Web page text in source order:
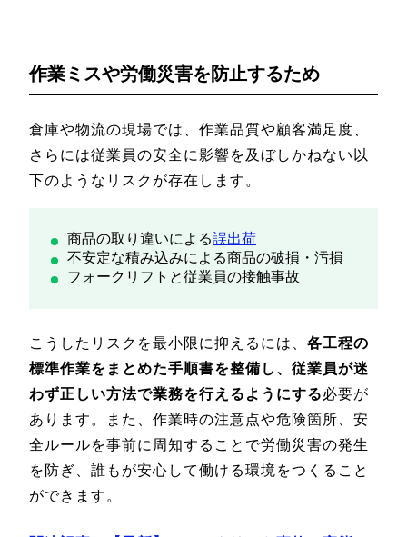
作業ミスや労働災害を防止するため
倉庫や物流の現場では、作業品質や顧客満足度、
さらには従業員の安全に影響を及ぼしかねない以
下のようなリスクが存在します。
商品の取り違いによる誤出荷
不安定な積み込みによる商品の破損・汚損
フォークリフトと従業員の接触事故
こうしたリスクを最小限に抑えるには、 各工程の
標準作業をまとめた手順書を整備し、従業員が迷
わず正しい方法で業務を行えるようにする必要が
あります。また、作業時の注意点や危険箇所、安
全ルールを事前に周知することで労働災害の発生
を防ぎ、誰もが安心して働ける環境をつくること
ができます。